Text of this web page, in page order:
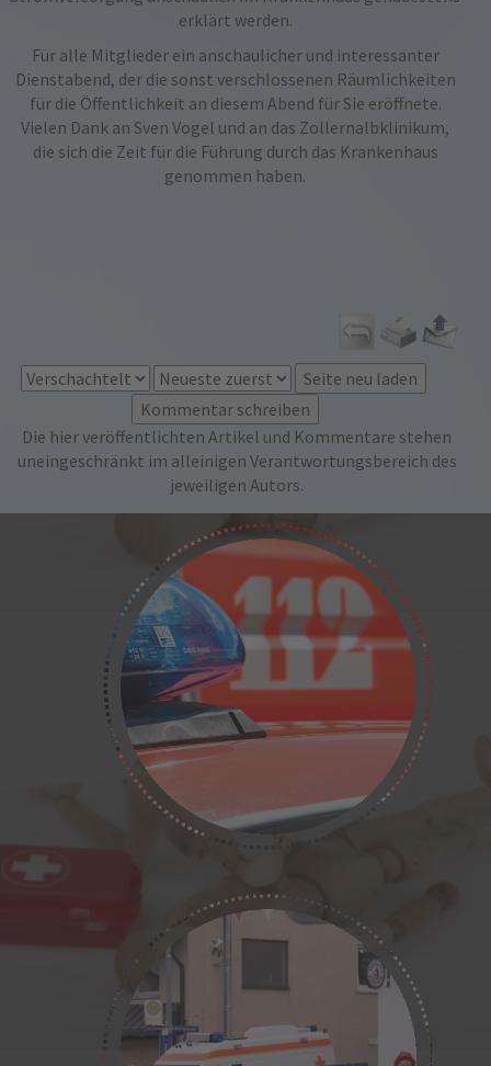
erklärt werden.
Für alle Mitglieder ein anschaulicher und interessanter
Dienstabend, der die sonst verschlossenen Räumlichkeiten
für die Öffentlichkeit an diesem Abend für Sie eröffnete.
Vielen Dank an Sven Vogel und an das Zollernalbklinikum,
die sich die Zeit für die Führung durch das Krankenhaus
genommen haben.
Die hier veröffentlichten Artikel und Kommentare stehen
uneingeschränkt im alleinigen Verantwortungsbereich des
jeweiligen Autors.